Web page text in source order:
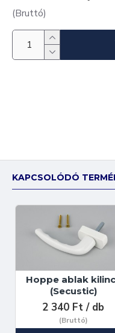
(Bruttó)
KAPCSOLÓDÓ
Hoppe ablak
(Secustic)
2 340 Ft / db
(Bruttó)